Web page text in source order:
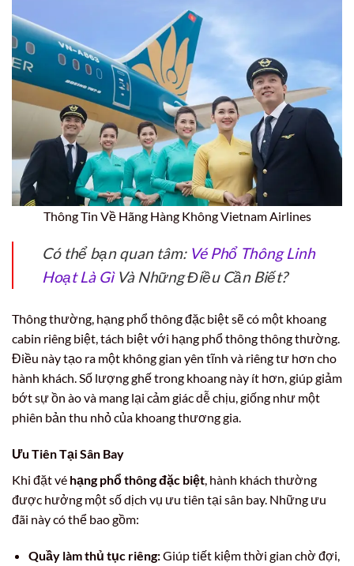
Thông Tin Về Hãng Hàng Không Vietnam Airlines
Có thể bạn quan tâm: Vé Phổ Thông Linh
Hoạt Là GìVà Những Điều Cần Biết?
Thông thường, hạng phổ thông đặc biệt sẽ có một khoang
cabin riêng biệt, tách biệt với hạng phổ thông thông thường.
Điều này tạo ra một không gian yên tĩnh và riêng tư hơn cho
hành khách. Số lượng ghế trong khoang này ít hơn, giúp giảm
bớt sự ồn ào và mang lại cảm giác dễ chịu, giống như một
phiên bản thu nhỏ của khoang thương gia.
Ưu Tiên Tại Sân Bay
Khi đặt vé hạng phổ thông đặc biệt, hành khách thường
được hưởng một số dịch vụ ưu tiên tại sân bay. Những ưu
đãi này có thể bao gồm:
Quầy làm thủ tục riêng:Giúp tiết kiệm thời gian chờ đợi,